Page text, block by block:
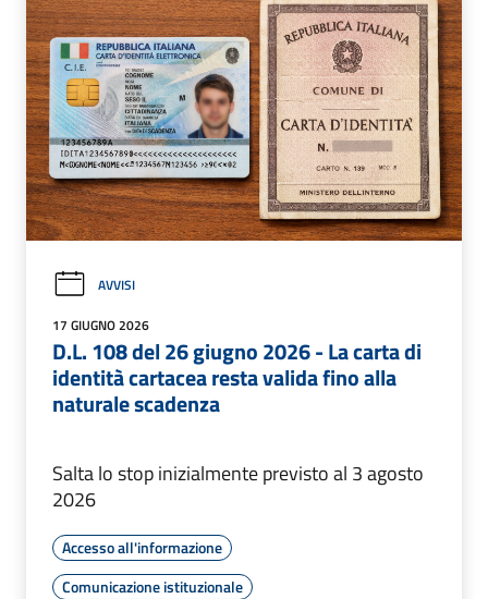
AVVISI
17 GIUGNO 2026
D.L. 108 del 26 giugno 2026 - La carta di
identità cartacea resta valida fino alla
naturale scadenza
Salta lo stop inizialmente previsto al 3 agosto
2026
Accesso all'informazione
Comunicazione istituzionale